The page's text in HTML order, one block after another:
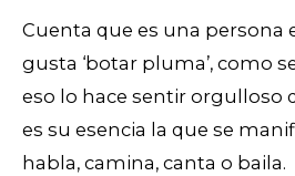
Cuenta que es una persona
gusta ‘botar pluma’, como
eso lo hace sentir orgulloso
es su esencia la que se
habla, camina, canta o baila.